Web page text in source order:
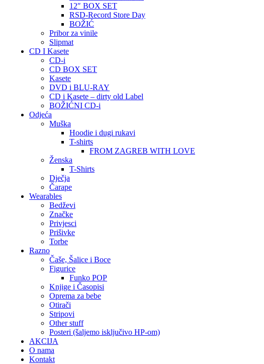
12″ BOX SET
RSD-Record Store Day
BOŽIĆ
Pribor za vinile
Slipmat
CD I Kasete
CD-i
CD BOX SET
Kasete
DVD i BLU-RAY
CD i Kasete – dirty old Label
BOŽIĆNI CD-i
Odjeća
Muška
Hoodie i dugi rukavi
T-shirts
FROM ZAGREB WITH LOVE
Ženska
T-Shirts
Dječja
Čarape
Wearables
Bedževi
Značke
Privjesci
Prišivke
Torbe
Razno
Čaše, Šalice i Boce
Figurice
Funko POP
Knjige i Časopisi
Oprema za bebe
Otirači
Stripovi
Other stuff
Posteri (šaljemo isključivo HP-om)
AKCIJA
O nama
Kontakt